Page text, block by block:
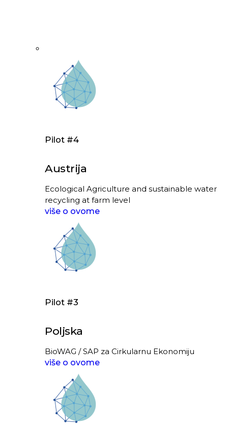
Pilot #4
Austrija
Ecological Agriculture and sustainable water
recycling at farm level
više o ovome
Pilot #3
Poljska
BioWAG / SAP za Cirkularnu Ekonomiju
više o ovome